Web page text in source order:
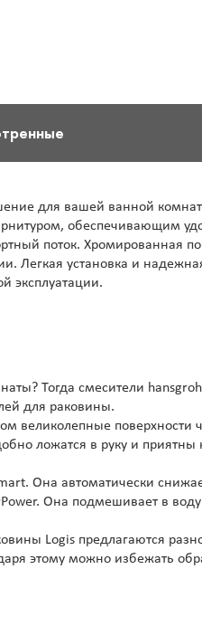
для вашей ванной
обеспечивающим
поток. Хромированная
Легкая установка и
эксплуатации.
Тогда смесители
для раковины.
великолепные поверхности
ложатся в руку и приятны
Она автоматически
Она подмешивает в воду
Logis предлагаются
этому можно избежать